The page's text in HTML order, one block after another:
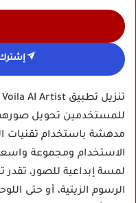
إشترك
للمستخدمين تحويل صورهم
الاستخدام ومجموعة
لمسة إبداعية للصور،
الرسوم الزيتية، أو حتى